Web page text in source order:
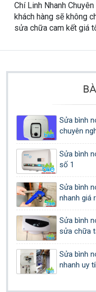
Chí Linh Nhanh
khách hàng sẽ không
sửa chữa cam kết giá
Sửa bình
chuyên
Sửa bình
số 1
Sửa bình
nhanh giá
Sửa bình
sửa chữa
Sửa bình
nhanh uy